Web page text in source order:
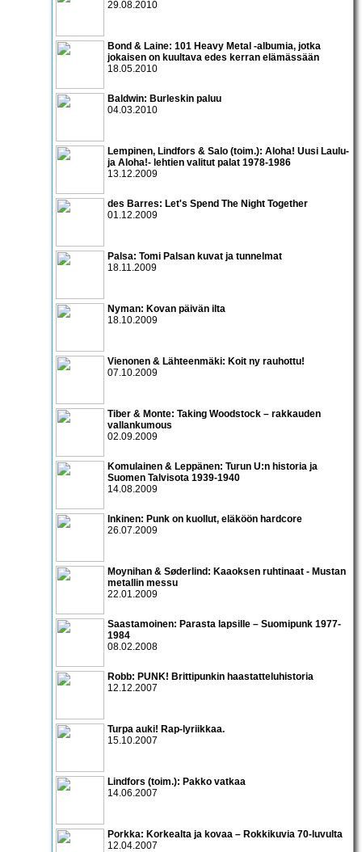
29.08.2010
Bond & Laine: 101 Heavy Metal -albumia, jotka
jokaisen on kuultava edes kerran elämässään
18.05.2010
Baldwin: Burleskin paluu
04.03.2010
Lempinen, Lindfors & Salo (toim.): Aloha! Uusi Laulu-
ja Aloha!- lehtien valitut palat 1978-1986
13.12.2009
des Barres: Let's Spend The Night Together
01.12.2009
Palsa: Tomi Palsan kuvat ja tunnelmat
18.11.2009
Nyman: Kovan päivän ilta
18.10.2009
Vienonen & Lähteenmäki: Koit ny rauhottu!
07.10.2009
Tiber & Monte: Taking Woodstock – rakkauden
vallankumous
02.09.2009
Komulainen & Leppänen: Turun U:n historia ja
Suomen Talvisota 1939-1940
14.08.2009
Inkinen: Punk on kuollut, eläköön hardcore
26.07.2009
Moynihan & Søderlind: Kaaoksen ruhtinaat - Mustan
metallin messu
22.01.2009
Saastamoinen: Parasta lapsille – Suomipunk 1977-
1984
08.02.2008
Robb: PUNK! Brittipunkin haastatteluhistoria
12.12.2007
Turpa auki! Rap-lyriikkaa.
15.10.2007
Lindfors (toim.): Pakko vatkaa
14.06.2007
Porkka: Korkealta ja kovaa – Rokkikuvia 70-luvulta
12.04.2007